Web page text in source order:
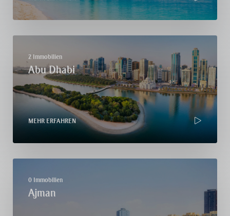
2 Immobilien
Abu Dhabi
MEHR ERFAHREN
0 Immobilien
Ajman